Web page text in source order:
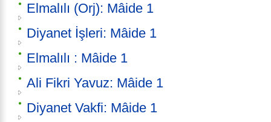
Elmalılı (Orj): Mâide 1
Diyanet İşleri: Mâide 1
Elmalılı : Mâide 1
Ali Fikri Yavuz: Mâide 1
Diyanet Vakfi: Mâide 1